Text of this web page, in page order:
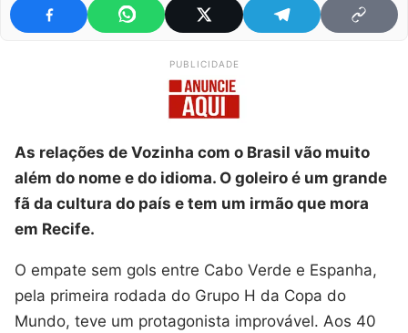
PUBLICIDADE
As relações de Vozinha com o Brasil vão muito
além do nome e do idioma. O goleiro é um grande
fã da cultura do país e tem um irmão que mora
em Recife.
O empate sem gols entre Cabo Verde e Espanha,
pela primeira rodada do Grupo H da Copa do
Mundo, teve um protagonista improvável. Aos 40